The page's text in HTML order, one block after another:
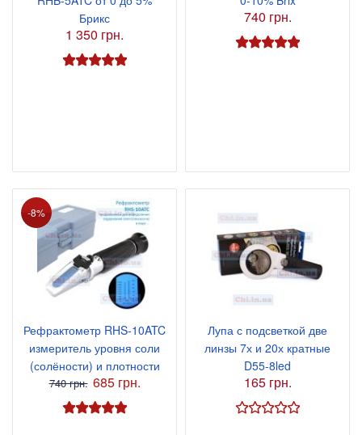
Брикс
1 350 грн.
740 грн.
-8%
Рефрактометр RHS-10ATC
измеритель уровня соли
(солёности) и плотности
740 грн. 685 грн.
Лупа с подсветкой две
линзы 7х и 20х кратные
D55-8led
165 грн.